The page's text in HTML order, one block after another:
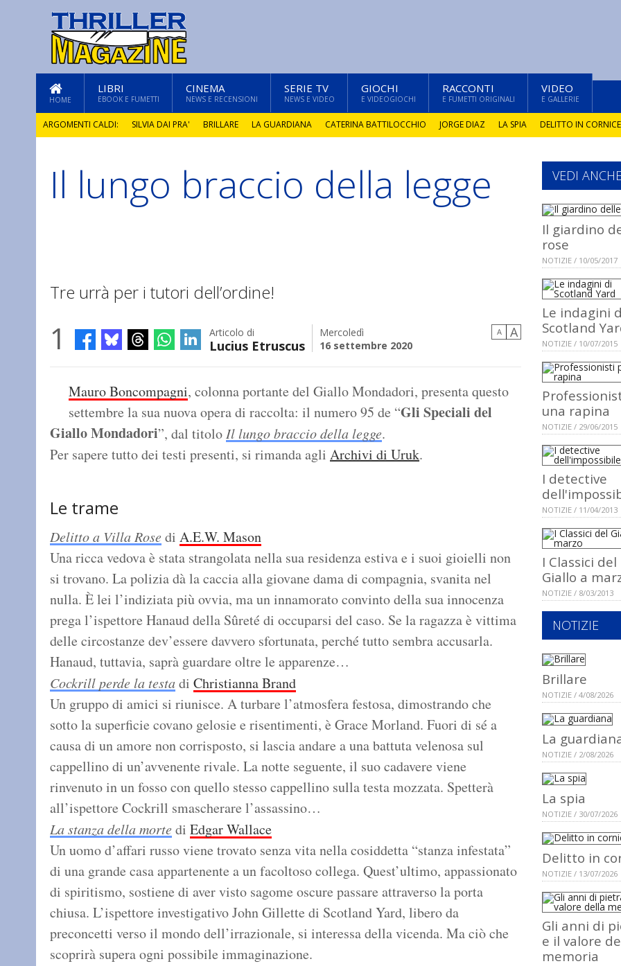
HOME
LIBRI
EBOOK E FUMETTI
CINEMA
NEWS E RECENSIONI
SERIE TV
NEWS E VIDEO
GIOCHI
E VIDEOGIOCHI
RACCONTI
E FUMETTI ORIGINALI
VIDEO
E GALLERIE
ARGOMENTI CALDI: SILVIA DAI PRA' BRILLARE LA GUARDIANA CATERINA BATTILOCCHIO JORGE DIAZ LA SPIA DELITTO IN CORNICE
GLI ANNI DI PIETRA
Il lungo braccio della legge
Tre urrà per i tutori dell’ordine!
1 Articolo di
Lucius Etruscus
Mercoledì
16 settembre 2020
A A
Mauro Boncompagni, colonna portante del Giallo Mondadori, presenta questo
settembre la sua nuova opera di raccolta: il numero 95 de “Gli Speciali del
Giallo Mondadori”, dal titoloIl lungo braccio della legge.
Per sapere tutto dei testi presenti, si rimanda agli Archivi di Uruk.
Le trame
Delitto a Villa Rose di A.E.W. Mason
Una ricca vedova è stata strangolata nella sua residenza estiva e i suoi gioielli non
si trovano. La polizia dà la caccia alla giovane dama di compagnia, svanita nel
nulla. È lei l’indiziata più ovvia, ma un innamorato convinto della sua innocenza
prega l’ispettore Hanaud della Sûreté di occuparsi del caso. Se la ragazza è vittima
delle circostanze dev’essere davvero sfortunata, perché tutto sembra accusarla.
Hanaud, tuttavia, saprà guardare oltre le apparenze…
Cockrill perde la testadi Christianna Brand
Un gruppo di amici si riunisce. A turbare l’atmosfera festosa, dimostrando che
sotto la superficie covano gelosie e risentimenti, è Grace Morland. Fuori di sé a
causa di un amore non corrisposto, si lascia andare a una battuta velenosa sul
cappellino di un’avvenente rivale. La notte seguente, il suo cadavere viene
rinvenuto in un fosso con quello stesso cappellino sulla testa mozzata. Spetterà
all’ispettore Cockrill smascherare l’assassino…
La stanza della morte di Edgar Wallace
Un uomo d’affari russo viene trovato senza vita nella cosiddetta “stanza infestata”
di una grande casa appartenente a un facoltoso collega. Quest’ultimo, appassionato
di spiritismo, sostiene di aver visto sagome oscure passare attraverso la porta
chiusa. L’ispettore investigativo John Gillette di Scotland Yard, libero da
preconcetti verso il mondo dell’irrazionale, si interessa della vicenda. Ma ciò che
scoprirà supera ogni possibile immaginazione.
VEDI
Il giardino
rose
NOTIZIE / 10/05/2017
Le indagini
Scotland
NOTIZIE / 10/07/2015
una rapina
NOTIZIE / 29/06/2015
I detective
NOTIZIE / 11/04/2013
I Classici del
Giallo a
NOTIZIE / 8/03/2013
NOTIZIE
Brillare
NOTIZIE / 4/08/2026
La
NOTIZIE / 2/08/2026
La spia
NOTIZIE / 30/07/2026
Delitto in
NOTIZIE / 13/07/2026
Gli anni di
e il valore
memoria